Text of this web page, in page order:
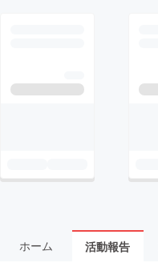
ホーム 活動報告